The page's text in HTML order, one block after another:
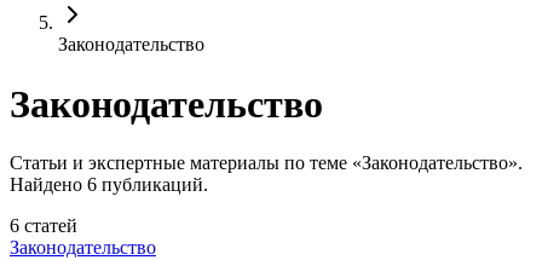
Законодательство
Законодательство
Статьи и экспертные материалы по теме «Законодательство».
Найдено 6 публикаций.
6 статей
Законодательство